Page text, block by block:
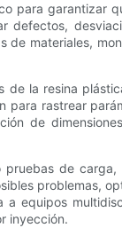
para garantizar
materiales,
la resina
rastrear
de
de
problemas,
inyección.